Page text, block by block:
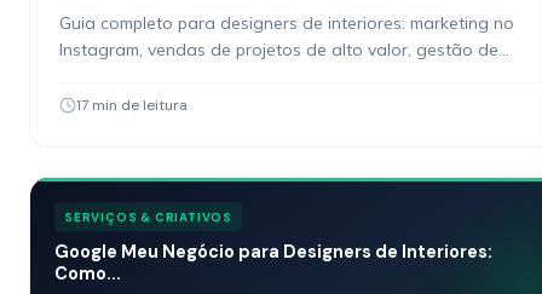
Guia completo para designers de interiores: marketing no
Instagram, vendas de projetos de alto valor, gestão de
17 min de leitura
SERVIÇOS & CRIATIVOS
Google Meu Negócio para Designers de Interiores:
Como...